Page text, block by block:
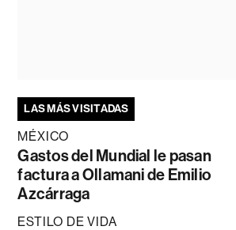
LAS MÁS VISITADAS
MÉXICO
Gastos del Mundial le pasan
factura a Ollamani de Emilio
Azcárraga
ESTILO DE VIDA